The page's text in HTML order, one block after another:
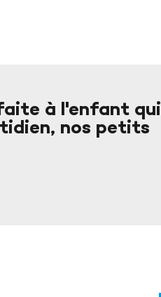
à l'enfant qui
nos petits